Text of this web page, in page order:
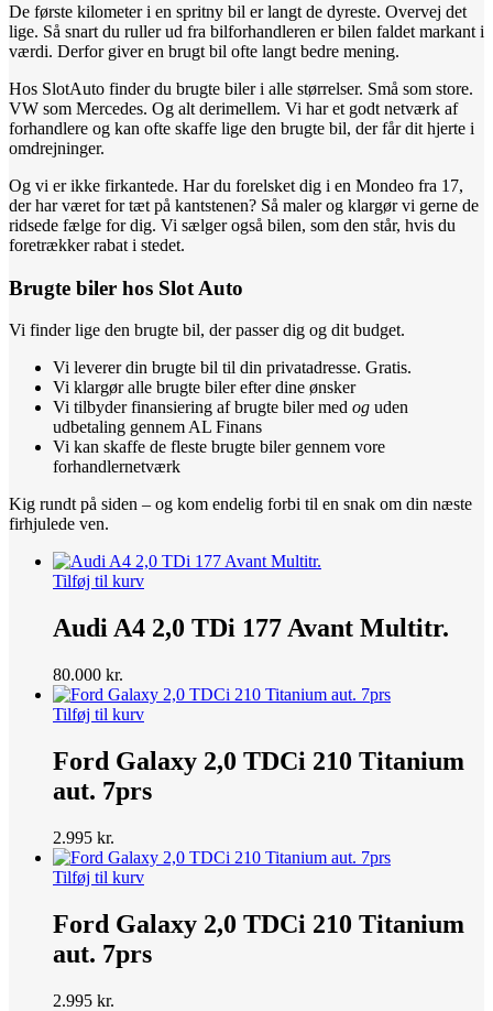
De første kilometer i en spritny bil er langt de dyreste. Overvej det
lige. Så snart du ruller ud fra bilforhandleren er bilen faldet markant i
værdi. Derfor giver en brugt bil ofte langt bedre mening.
Hos SlotAuto finder du brugte biler i alle størrelser. Små som store.
VW som Mercedes. Og alt derimellem. Vi har et godt netværk af
forhandlere og kan ofte skaffe lige den brugte bil, der får dit hjerte i
omdrejninger.
Og vi er ikke firkantede. Har du forelsket dig i en Mondeo fra 17,
der har været for tæt på kantstenen? Så maler og klargør vi gerne de
ridsede fælge for dig. Vi sælger også bilen, som den står, hvis du
foretrækker rabat i stedet.
Brugte biler hos Slot Auto
Vi finder lige den brugte bil, der passer dig og dit budget.
Vi leverer din brugte bil til din privatadresse. Gratis.
Vi klargør alle brugte biler efter dine ønsker
Vi tilbyder finansiering af brugte biler med og uden
udbetaling gennem AL Finans
Vi kan skaffe de fleste brugte biler gennem vore
forhandlernetværk
Kig rundt på siden – og kom endelig forbi til en snak om din næste
firhjulede ven.
Tilføj til kurv
Audi A4 2,0 TDi 177 Avant Multitr.
80.000 kr.
Tilføj til kurv
Ford Galaxy 2,0 TDCi 210 Titanium
aut. 7prs
2.995 kr.
Tilføj til kurv
Ford Galaxy 2,0 TDCi 210 Titanium
aut. 7prs
2.995 kr.